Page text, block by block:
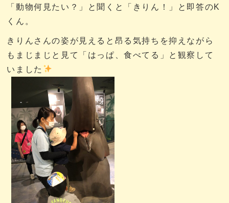
「動物何見たい？」と聞くと「きりん！」と即答のK
くん。
きりんさんの姿が見えると昂る気持ちを抑えながら
もまじまじと見て「はっぱ、食べてる」と観察して
いました